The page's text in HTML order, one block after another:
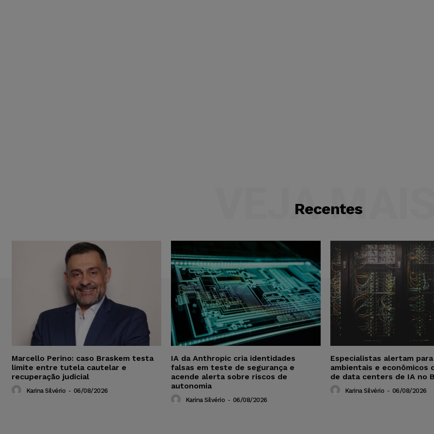
Recentes
VEJA
Marcello Perino: caso Braskem testa
limite entre tutela cautelar e
recuperação judicial
Karina Silvério - 06/08/2026
IA da Anthropic cria identidades
falsas em teste de segurança e
acende alerta sobre riscos de
autonomia
Karina Silvério - 06/08/2026
Especialistas alertam
ambientais e econômicos
de data centers de IA no
Karina Silvério - 06/08/2026